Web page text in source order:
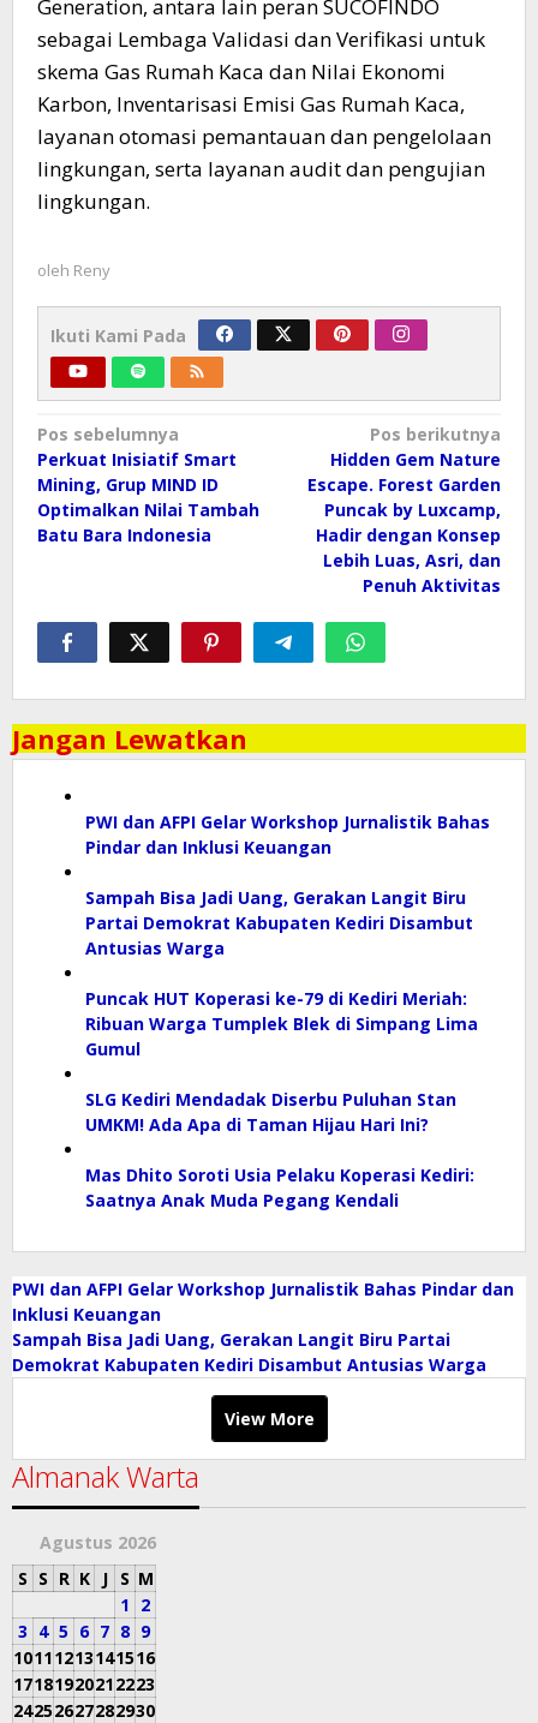
Generation, antara lain peran SUCOFINDO
sebagai Lembaga Validasi dan Verifikasi untuk
skema Gas Rumah Kaca dan Nilai Ekonomi
Karbon, Inventarisasi Emisi Gas Rumah Kaca,
layanan otomasi pemantauan dan pengelolaan
lingkungan, serta layanan audit dan pengujian
lingkungan.
oleh Reny
Ikuti Kami Pada
Navigasi
pos
Pos sebelumnya
Perkuat Inisiatif Smart
Mining, Grup MIND ID
Optimalkan Nilai Tambah
Batu Bara Indonesia
Pos berikutnya
Hidden Gem Nature
Escape. Forest Garden
Puncak by Luxcamp,
Hadir dengan Konsep
Lebih Luas, Asri, dan
Penuh Aktivitas
Jangan Lewatkan
PWI dan AFPI Gelar Workshop Jurnalistik Bahas
Pindar dan Inklusi Keuangan
Sampah Bisa Jadi Uang, Gerakan Langit Biru
Partai Demokrat Kabupaten Kediri Disambut
Antusias Warga
Puncak HUT Koperasi ke-79 di Kediri Meriah:
Ribuan Warga Tumplek Blek di Simpang Lima
Gumul
SLG Kediri Mendadak Diserbu Puluhan Stan
UMKM! Ada Apa di Taman Hijau Hari Ini?
Mas Dhito Soroti Usia Pelaku Koperasi Kediri:
Saatnya Anak Muda Pegang Kendali
PWI dan AFPI Gelar Workshop Jurnalistik Bahas Pindar dan
Inklusi Keuangan
Sampah Bisa Jadi Uang, Gerakan Langit Biru Partai
Demokrat Kabupaten Kediri Disambut Antusias Warga
View More
Almanak Warta
Agustus 2026
S S R K J S M
1 2
3 4 5 6 7 8 9
10111213141516
17181920212223
24252627282930